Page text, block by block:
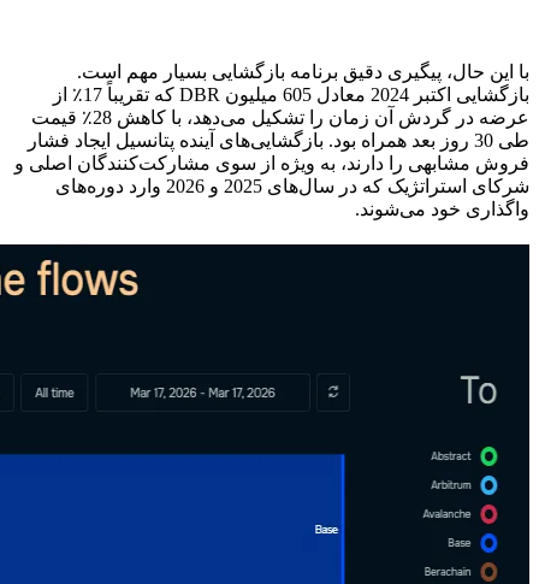
با این حال، پیگیری دقیق برنامه بازگشایی بسیار مهم است.
بازگشایی اکتبر 2024 معادل 605 میلیون DBR که تقریباً 17٪ از
عرضه در گردش آن زمان را تشکیل می‌دهد، با کاهش 28٪ قیمت
طی 30 روز بعد همراه بود. بازگشایی‌های آینده پتانسیل ایجاد فشار
فروش مشابهی را دارند، به ویژه از سوی مشارکت‌کنندگان اصلی و
شرکای استراتژیک که در سال‌های 2025 و 2026 وارد دوره‌های
واگذاری خود می‌شوند.